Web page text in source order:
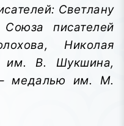
Светлану
писателей
Николая
им. В. Шукшина,
медалью им. М.